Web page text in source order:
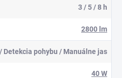
3 / 5 / 8 h
2800 lm
Detekcia pohybu / Manuálne jas
40 W